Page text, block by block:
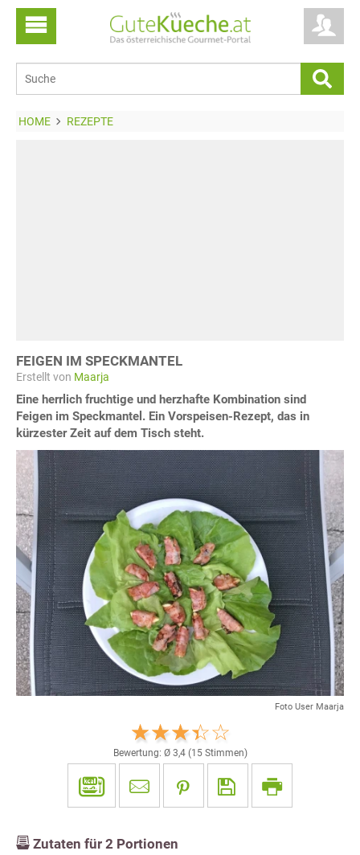
HOME REZEPTE
FEIGEN IM SPECKMANTEL
Erstellt von Maarja
Eine herrlich fruchtige und herzhafte Kombination sind
Feigen im Speckmantel. Ein Vorspeisen-Rezept, das in
kürzester Zeit auf dem Tisch steht.
Foto User Maarja
Bewertung: Ø 3,4(15Stimmen)
Zutaten für 2 Portionen